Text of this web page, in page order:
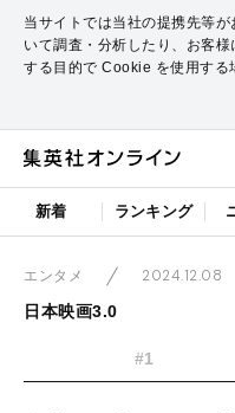
当サイトでは当社の提携先等
いて調査・分析したり、お客
する目的で Cookie を使用する
新着 ランキング
エンタメ
2024.12.08
日本映画3.0
#1